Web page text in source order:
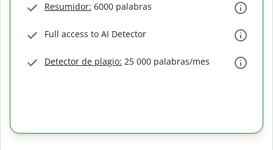
Resumidor: 6000 palabras
Full access to AI Detector
Detector de plagio: 25 000 palabras/mes